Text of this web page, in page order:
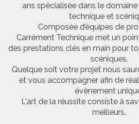
ans spécialisée dans le
technique et
Composée d’équipes de
Carrément Technique met un
des prestations clés en main pour
scéniques.
Quelque soit votre projet nous
et vous accompagner afin de
évènement
L'art de la réussite consiste à
meilleurs.